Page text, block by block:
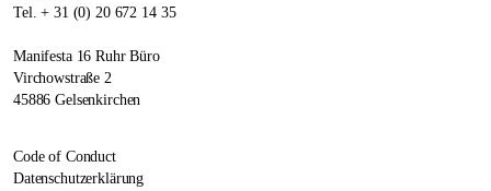
Tel. + 31 (0) 20 672 14 35
Manifesta 16 Ruhr Büro
Virchowstraße 2
45886 Gelsenkirchen
Code of Conduct
Datenschutzerklärung